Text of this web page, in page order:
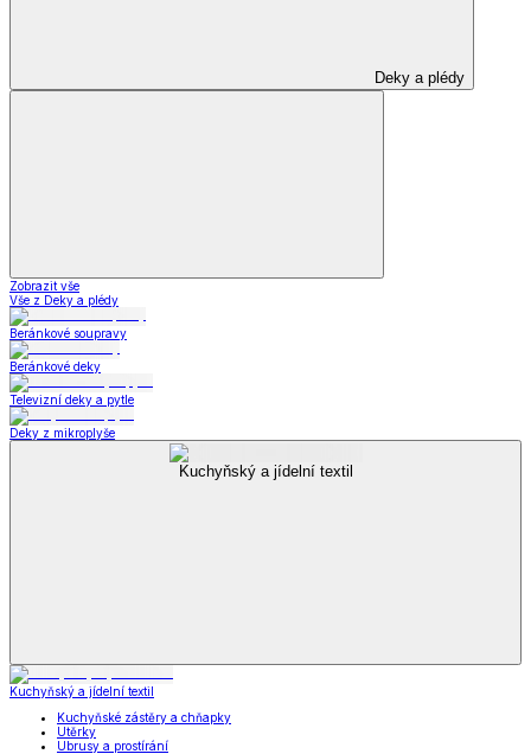
Deky a plédy
Zobrazit vše
Vše z Deky a plédy
Beránkové soupravy
Beránkové deky
Televizní deky a pytle
Deky z mikroplyše
Kuchyňský a jídelní textil
Kuchyňský a jídelní textil
Kuchyňské zástěry a chňapky
Utěrky
Ubrusy a prostírání